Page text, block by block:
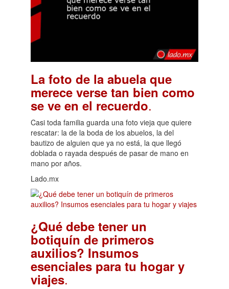
La foto de la abuela que
merece verse tan bien como
se ve en el recuerdo.
Casi toda familia guarda una foto vieja que quiere
rescatar: la de la boda de los abuelos, la del
bautizo de alguien que ya no está, la que llegó
doblada o rayada después de pasar de mano en
mano por años.
Lado.mx
¿Qué debe tener un
botiquín de primeros
auxilios? Insumos
esenciales para tu hogar y
viajes.